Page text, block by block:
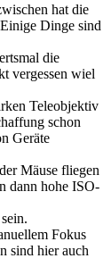
hat die
Dinge sind
die
vergessen wiel
Teleobjektiv
schon
Geräte
Mäuse fliegen
dann hohe ISO-
Fokus
sind hier auch